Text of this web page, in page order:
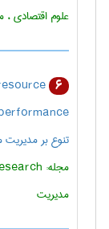
علوم اقتصادی ،
6
تنوع بر مدیریت
مديريت